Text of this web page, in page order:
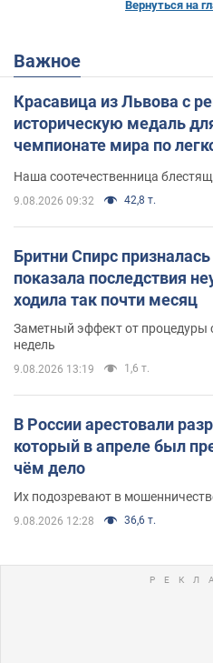
Вернуться на
Важное
Красавица из Львова с
историческую медаль
чемпионате мира по
Наша соотечественница
9.08.2026 09:32 42,8 т.
Бритни Спирс
показала последствия
ходила так почти месяц
Заметный эффект от процедуры
недель
9.08.2026 13:19 1,6 т.
В России арестовали
который в апреле был
чём дело
Их подозревают в
9.08.2026 12:28 36,6 т.